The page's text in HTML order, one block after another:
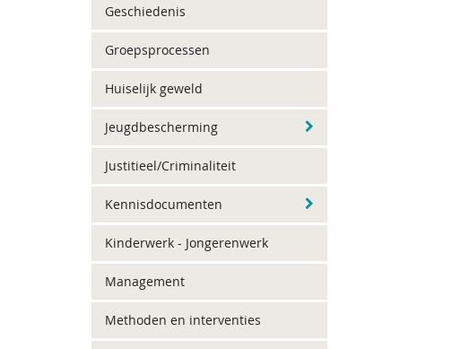
Geschiedenis
Groepsprocessen
Huiselijk geweld
Jeugdbescherming
Justitieel/Criminaliteit
Kennisdocumenten
Kinderwerk - Jongerenwerk
Management
Methoden en interventies